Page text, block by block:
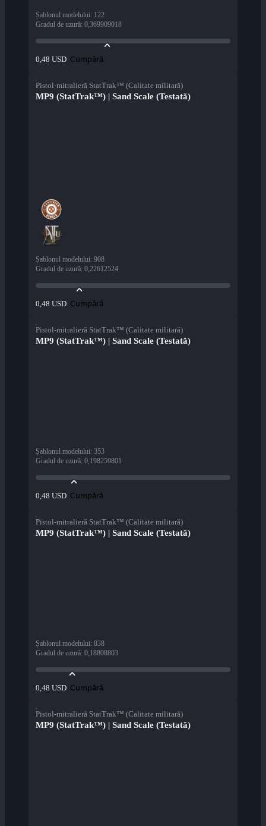
Șablonul modelului: 122
Gradul de uzură: 0,369909018
0,48 USD Cumpără
Pistol-mitralieră StatTrak™ (Calitate militară)
MP9 (StatTrak™) | Sand Scale (Testată)
Șablonul modelului: 908
Gradul de uzură: 0,22612524
0,48 USD Cumpără
Pistol-mitralieră StatTrak™ (Calitate militară)
MP9 (StatTrak™) | Sand Scale (Testată)
Șablonul modelului: 353
Gradul de uzură: 0,198259801
0,48 USD Cumpără
Pistol-mitralieră StatTrak™ (Calitate militară)
MP9 (StatTrak™) | Sand Scale (Testată)
Șablonul modelului: 838
Gradul de uzură: 0,18808803
0,48 USD Cumpără
Pistol-mitralieră StatTrak™ (Calitate militară)
MP9 (StatTrak™) | Sand Scale (Testată)